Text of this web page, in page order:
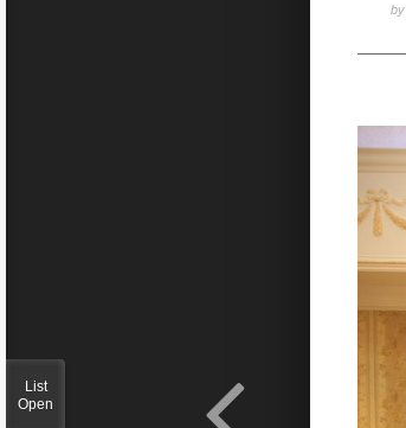
by
List
Open
Sketchbook5, 스케치북5